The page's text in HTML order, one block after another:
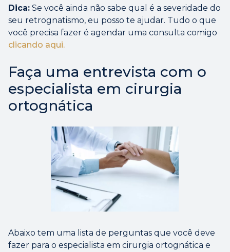
Dica: Se você ainda não sabe qual é a severidade do
seu retrognatismo, eu posso te ajudar. Tudo o que
você precisa fazer é agendar uma consulta comigo
clicando aqui.
Faça uma entrevista com o
especialista em cirurgia
ortognática
Abaixo tem uma lista de perguntas que você deve
fazer para o especialista em cirurgia ortognática e